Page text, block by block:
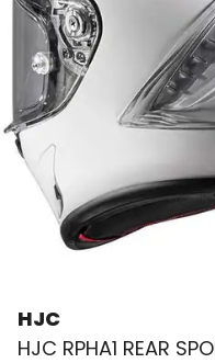
HJC
HJC RPHA1 REAR